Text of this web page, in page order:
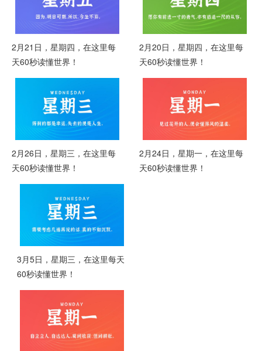
2月21日，星期四，在这里每
天60秒读懂世界！
2月20日，星期四，在这里每
天60秒读懂世界！
2月26日，星期三，在这里每
天60秒读懂世界！
2月24日，星期一，在这里每
天60秒读懂世界！
3月5日，星期三，在这里每天
60秒读懂世界！